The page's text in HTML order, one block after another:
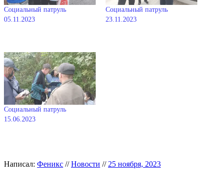
Социальный патруль
05.11.2023
Социальный патруль
23.11.2023
Социальный патруль
15.06.2023
Написал: Феникс // Новости // 25 ноября, 2023